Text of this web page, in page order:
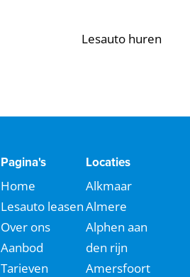
Lesauto huren
Pagina's
Home
Lesauto leasen
Over ons
Aanbod
Tarieven
Locaties
Alkmaar
Almere
Alphen aan
den rijn
Amersfoort